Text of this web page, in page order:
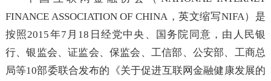
中国互联网金融协会（NATIONAL
FINANCE ASSOCIATION OF CHINA，英文缩写NIFA
按照2015年7月18日经党中央、国务院同意，由人民
行、银监会、证监会、保监会、工信部、公安部、工商